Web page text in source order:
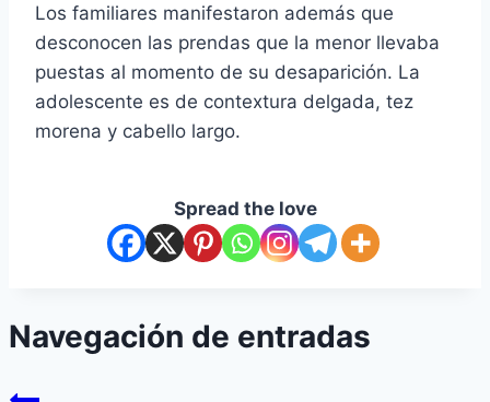
Los familiares manifestaron además que
desconocen las prendas que la menor llevaba
puestas al momento de su desaparición. La
adolescente es de contextura delgada, tez
morena y cabello largo.
Spread the love
Navegación de entradas